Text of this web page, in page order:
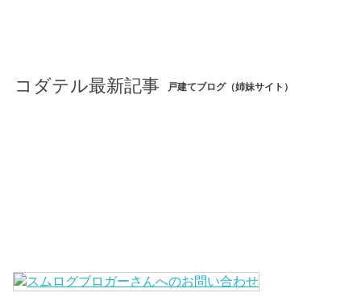
コダテル最新記事 戸建てブログ（姉妹サイト）